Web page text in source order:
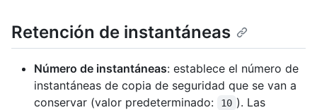
Retención de instantáneas
Número de instantáneas: establece el número de
instantáneas de copia de seguridad que se van a
conservar (valor predeterminado:
10 ). Las